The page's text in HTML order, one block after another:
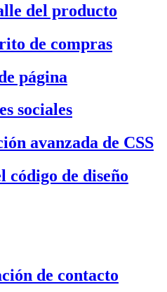
del producto
de compras
página
sociales
avanzada de CSS
código de diseño
de contacto